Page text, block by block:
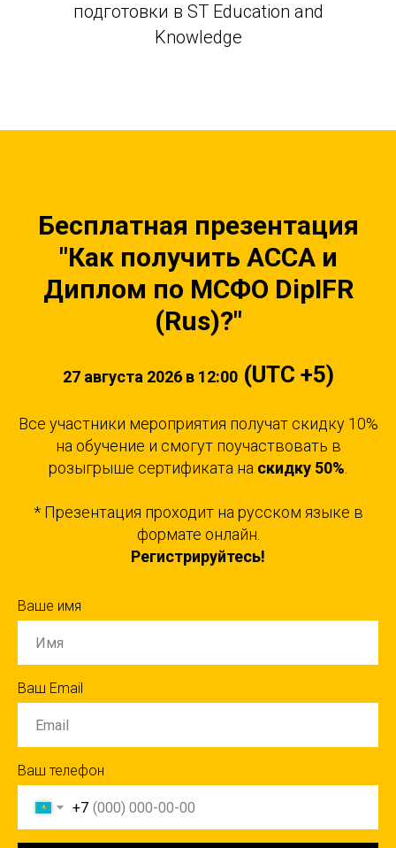
подготовки в ST Education and
Knowledge
Бесплатная презентация
"Как получить ACCA и
Диплом по МСФО DipIFR
(Rus)?"
27 августа 2026 в 12:00(UTC +5)
Все участники мероприятия получат скидку 10%
на обучение и смогут поучаствовать в
розыгрыше сертификата на скидку 50%.
* Презентация проходит на русском языке в
формате онлайн.
Регистрируйтесь!
Ваше имя
Ваш Email
Ваш телефон
+7